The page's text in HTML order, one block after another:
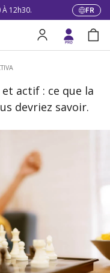
À 12h30.
12h30.
Langue
FR
Se connecter
actif : ce que la
devriez savoir.